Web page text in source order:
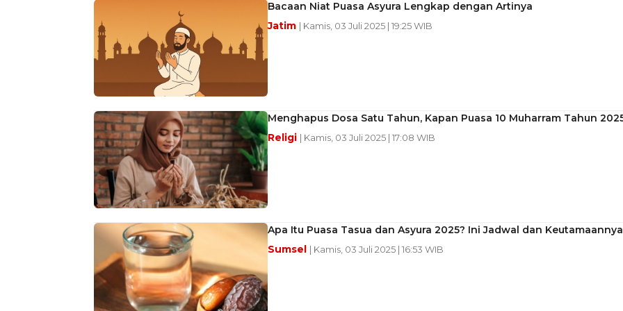
Bacaan Niat Puasa Asyura Lengkap dengan Artinya
Jatim | Kamis, 03 Juli 2025 | 19:25 WIB
Menghapus Dosa Satu Tahun, Kapan Puasa 10 Muharram Tahun
Religi | Kamis, 03 Juli 2025 | 17:08 WIB
Apa Itu Puasa Tasua dan Asyura 2025? Ini Jadwal dan Keutamaannya
Sumsel | Kamis, 03 Juli 2025 | 16:53 WIB